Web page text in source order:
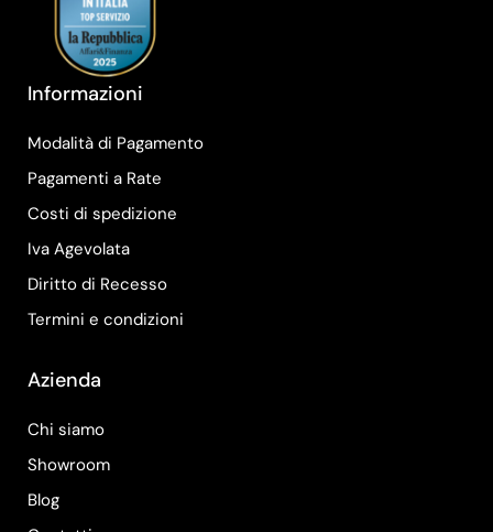
Informazioni
Modalità di Pagamento
Pagamenti a Rate
Costi di spedizione
Iva Agevolata
Diritto di Recesso
Termini e condizioni
Azienda
Chi siamo
Showroom
Blog